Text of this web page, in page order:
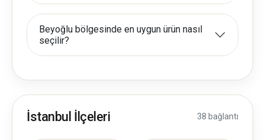
Beyoğlu bölgesinde en uygun ürün nasıl
seçilir?
İstanbul İlçeleri 38 bağlantı